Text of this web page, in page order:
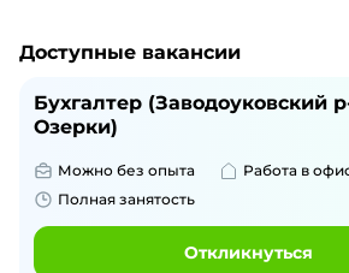
Доступные вакансии
Бухгалтер (Заводоуковский
Озерки)
Можно без опыта
Работа в
Полная занятость
Откликнуться